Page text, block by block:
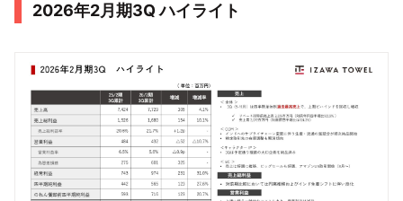
2026年2月期3Q ハイライト